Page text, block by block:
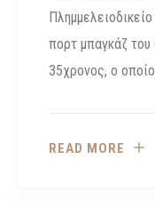
πορτ μπαγκάζ του
35χρονος, ο
READ MORE